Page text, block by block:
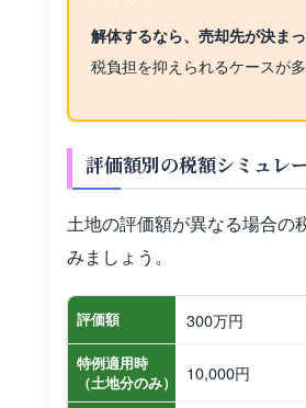
解体するなら、売却先が決ま
税負担を抑えられるケースが多
評価額別の税額シミュレ
土地の評価額が異なる場合の
みましょう。
評価額 300万円
特例適用時
（土地分のみ）
10,000円